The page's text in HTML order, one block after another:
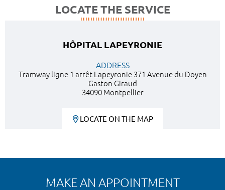
LOCATE THE SERVICE
HÔPITAL LAPEYRONIE
ADDRESS
Tramway ligne 1 arrêt Lapeyronie 371 Avenue du Doyen
Gaston Giraud
34090 Montpellier
LOCATE ON THE MAP
MAKE AN APPOINTMENT